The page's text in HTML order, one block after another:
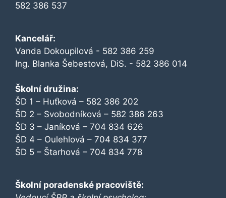
582 386 537
Kancelář:
Vanda Dokoupilová - 582 386 259
Ing. Blanka Šebestová, DiS. - 582 386 014
Školní družina:
ŠD 1 – Huťková – 582 386 202
ŠD 2 – Svobodníková – 582 386 263
ŠD 3 – Janíková – 704 834 626
ŠD 4 – Oulehlová – 704 834 377
ŠD 5 – Štarhová – 704 834 778
Školní poradenské pracoviště: